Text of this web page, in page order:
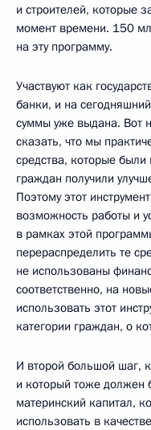
и строителей, которые
момент времени. 150
на эту программу.
Участвуют как
банки, и на
суммы уже выдана. Вот
сказать, что мы
средства, которые
граждан получили
Поэтому этот
возможность работы и
в рамках этой
перераспределить те
не использованы
соответственно, на
использовать этот
категории граждан, о
И второй большой шаг,
и который тоже должен
материнский капитал,
использовать в